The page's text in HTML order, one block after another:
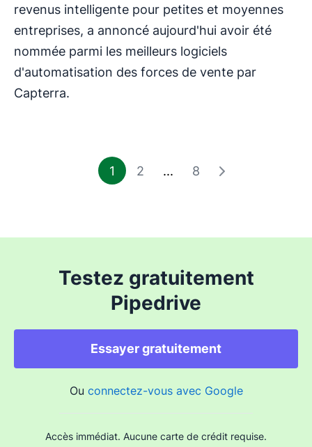
revenus intelligente pour petites et moyennes
entreprises, a annoncé aujourd'hui avoir été
nommée parmi les meilleurs logiciels
d'automatisation des forces de vente par
Capterra.
1 2 ... 8
Testez gratuitement
Pipedrive
Essayer gratuitement
Ou connectez-vous avec Google
Accès immédiat. Aucune carte de crédit requise.